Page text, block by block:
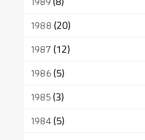
1988 (20)
1987(12)
1986(5)
1985(3)
1984(5)